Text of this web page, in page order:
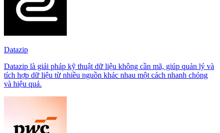
Datazip
Datazip là giải pháp kỹ thuật dữ liệu không cần mã, giúp quản lý và
tích hợp dữ liệu từ nhiều nguồn khác nhau một cách nhanh chóng
và hiệu quả.